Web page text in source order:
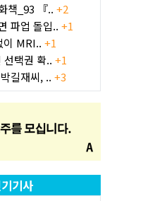
책_93 『.. +2
파업 돌입.. +1
이 MRI.. +1
선택권 확.. +1
길재씨, .. +3
기사